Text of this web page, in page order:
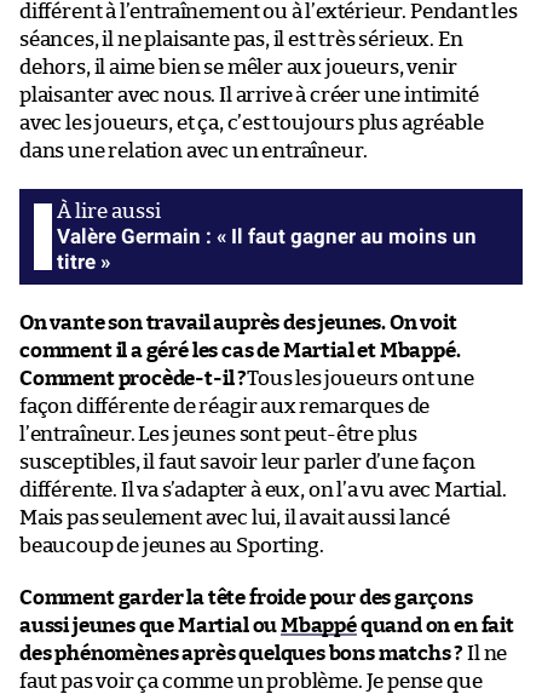
différent à l’entraînement ou à l’extérieur. Pendant les
séances, il ne plaisante pas, il est très sérieux. En
dehors, il aime bien se mêler aux joueurs, venir
plaisanter avec nous. Il arrive à créer une intimité
avec les joueurs, et ça, c’est toujours plus agréable
dans une relation avec un entraîneur.
Valère Germain : « Il faut gagner au moins un
titre »
On vante son travail auprès des jeunes. On voit
comment il a géré les cas de Martial et Mbappé.
Comment procède-t-il ?Tous les joueurs ont une
façon différente de réagir aux remarques de
l’entraîneur. Les jeunes sont peut-être plus
susceptibles, il faut savoir leur parler d’une façon
différente. Il va s’adapter à eux, on l’a vu avec Martial.
Mais pas seulement avec lui, il avait aussi lancé
beaucoup de jeunes au Sporting.
Comment garder la tête froide pour des garçons
aussi jeunes que Martial ouMbappéquand on en fait
des phénomènes après quelques bons matchs ? Il ne
faut pas voir ça comme un problème. Je pense que